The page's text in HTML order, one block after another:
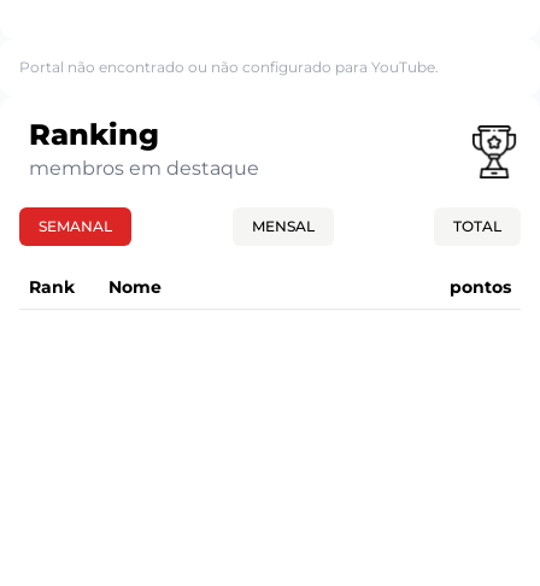
Portal não encontrado ou não configurado para YouTube.
Ranking
membros em destaque
SEMANAL MENSAL TOTAL
Rank Nome pontos